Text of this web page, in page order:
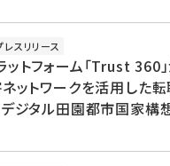
レスリリース
トフォーム「Trust 360
ットワークを活用した
デジタル田園都市国家構